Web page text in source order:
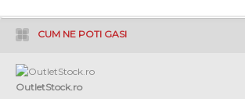
CUM NE POTI GASI
OutletStock.ro